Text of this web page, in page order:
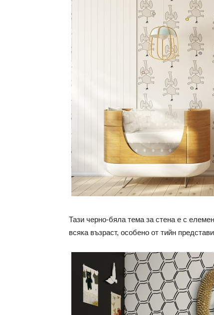
Тази черно-бяла тема за стена е с
всяка възраст, особено от тийн